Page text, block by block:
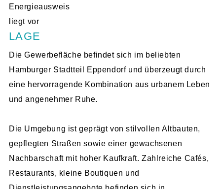
Energieausweis
liegt vor
LAGE
Die Gewerbefläche befindet sich im beliebten
Hamburger Stadtteil Eppendorf und überzeugt durch
eine hervorragende Kombination aus urbanem Leben
und angenehmer Ruhe.
Die Umgebung ist geprägt von stilvollen Altbauten,
gepflegten Straßen sowie einer gewachsenen
Nachbarschaft mit hoher Kaufkraft. Zahlreiche Cafés,
Restaurants, kleine Boutiquen und